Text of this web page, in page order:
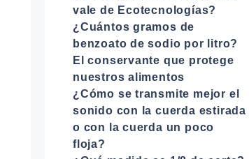
vale de Ecotecnologías?
¿Cuántos gramos de
benzoato de sodio por litro?
El conservante que protege
nuestros alimentos
¿Cómo se transmite mejor el
sonido con la cuerda estirada
o con la cuerda un poco
floja?